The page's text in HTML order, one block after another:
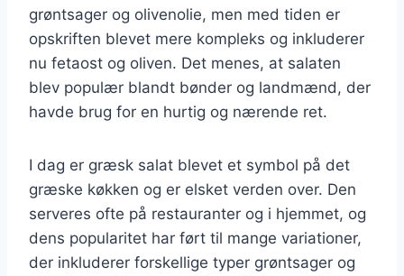
grøntsager og olivenolie, men med tiden er
opskriften blevet mere kompleks og inkluderer
nu fetaost og oliven. Det menes, at salaten
blev populær blandt bønder og landmænd, der
havde brug for en hurtig og nærende ret.
I dag er græsk salat blevet et symbol på det
græske køkken og er elsket verden over. Den
serveres ofte på restauranter og i hjemmet, og
dens popularitet har ført til mange variationer,
der inkluderer forskellige typer grøntsager og